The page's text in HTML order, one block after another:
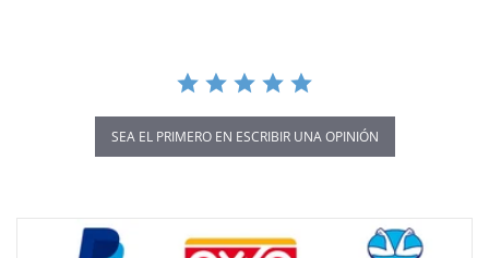
SEA EL PRIMERO EN ESCRIBIR UNA OPINIÓN